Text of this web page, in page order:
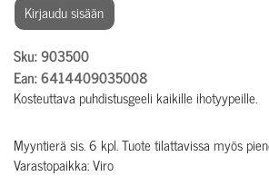
Kirjaudu sisään
Sku: 903500
Ean: 6414409035008
Kosteuttava puhdistusgeeli kaikille ihotyypeille.
Myyntierä sis. 6 kpl. Tuote tilattavissa myös
Varastopaikka: Viro